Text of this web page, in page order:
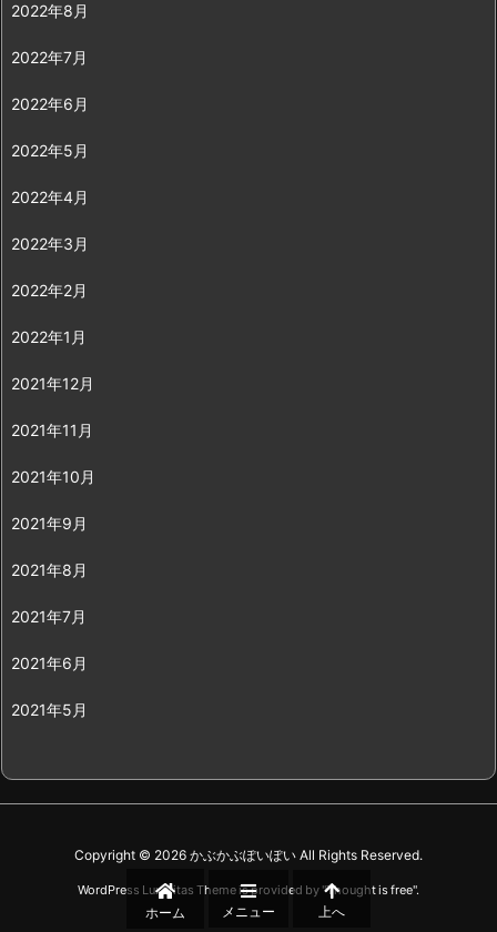
2022年8月
2022年7月
2022年6月
2022年5月
2022年4月
2022年3月
2022年2月
2022年1月
2021年12月
2021年11月
2021年10月
2021年9月
2021年8月
2021年7月
2021年6月
2021年5月
Copyright © 2026 かぶかぶぽいぽい All Rights Reserved.
WordPress Luxeritas Theme is provided by "Thought is free".
ホーム メニュー 上へ